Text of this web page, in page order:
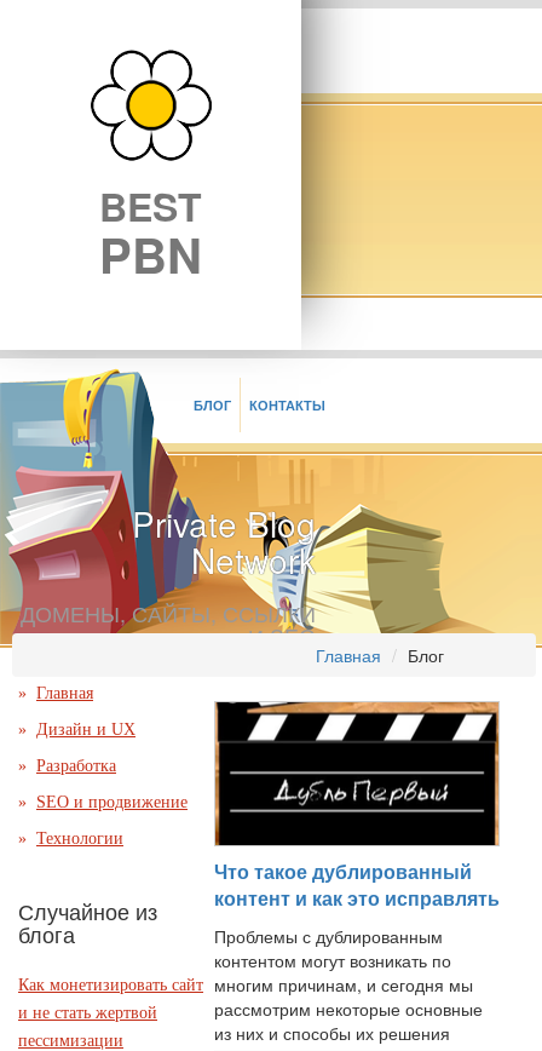
BEST
PBN
БЛОГ КОНТАКТЫ
Private Blog
Network
ДОМЕНЫ, САЙТЫ, ССЫЛКИ
И SEO
Главная
Дизайн и UX
Разработка
SEO и продвижение
Технологии
Случайное из
блога
Как монетизировать сайт
и не стать жертвой
пессимизации
Главная Блог
Что такое дублированный
контент и как это исправлять
Проблемы с дублированным
контентом могут возникать по
многим причинам, и сегодня мы
рассмотрим некоторые основные
из них и способы их решения